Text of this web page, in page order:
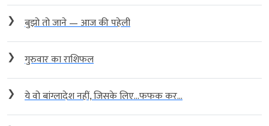
❯ बुझो तो जाने — आज की पहेली
❯ गुरुवार का राशिफल
❯ ये वो बांग्लादेश नहीं, जिसके लिए…फफक कर...